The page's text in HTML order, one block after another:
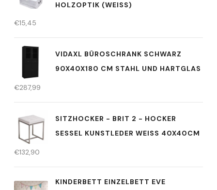
HOLZOPTIK (WEISS)
€15,45
VIDAXL BÜROSCHRANK SCHWARZ
90X40X180 CM STAHL UND HARTGLAS
€287,99
SITZHOCKER - BRIT 2 - HOCKER
SESSEL KUNSTLEDER WEISS 40X40CM
€132,90
KINDERBETT EINZELBETT EVE